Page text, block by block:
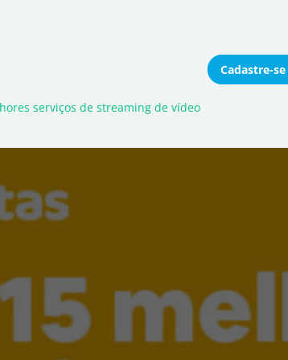
Cadastre-se
serviços de streaming de vídeo